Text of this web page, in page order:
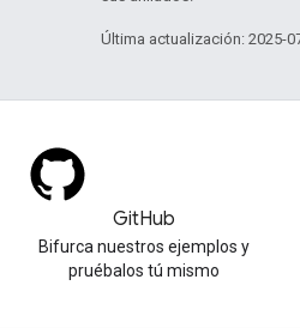
Última actualización: 2025-
GitHub
Bifurca nuestros ejemplos y
pruébalos tú mismo